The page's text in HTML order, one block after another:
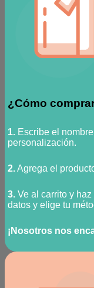
¿Cómo
1. Escribe el
personalización.
2.Agrega el
3. Ve al carrito y
datos y elige tu
¡Nosotros nos